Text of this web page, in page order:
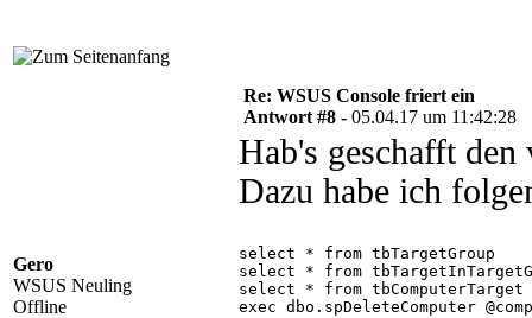
Gero
WSUS Neuling
Offline
Re: WSUS Console friert ein
Antwort #8 - 05.04.17 um 11:42:28
Hab's geschafft den
Dazu habe ich
select * from tbTargetGroup
select * from
select * from
exec dbo.spDeleteComputer